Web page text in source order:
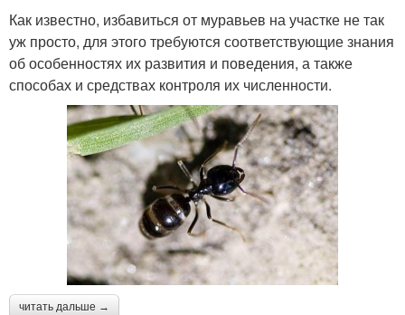
Как известно, избавиться от муравьев на участке не так
уж просто, для этого требуются соответствующие знания
об особенностях их развития и поведения, а также
способах и средствах контроля их численности.
читать дальше →